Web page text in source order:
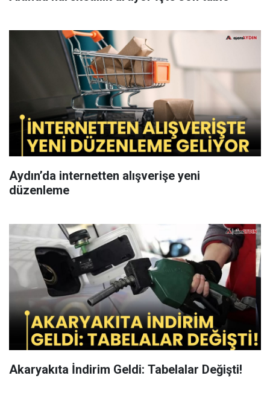
Aydın’da internetten alışverişe yeni
düzenleme
Akaryakıta İndirim Geldi: Tabelalar Değişti!